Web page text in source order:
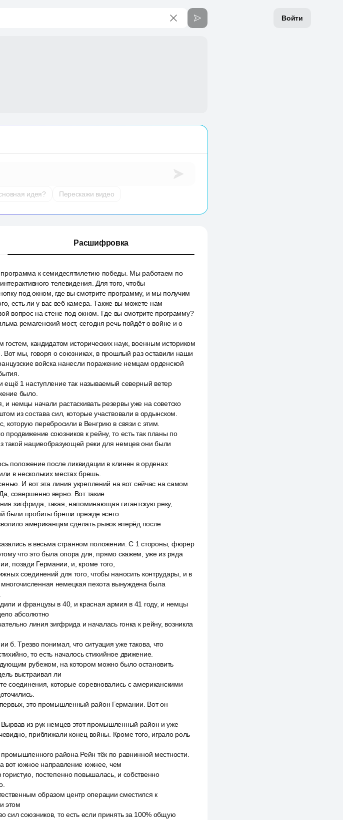
Войти
идея? Перескажи видео
Расшифровка
к семидесятилетию победы. Мы работаем по
телевидения. Для того, чтобы
под окном, где вы смотрите программу, и мы получим
есть ли у вас веб камера. Также вы можете нам
вопрос на стене под окном. Где вы смотрите программу?
ремагенский мост, сегодня речь пойдёт о войне и о
кандидатом исторических наук, военным историком
Вот мы, говоря о союзниках, в прошлый раз оставили наши
войска нанесли поражение немцам орденской
1 наступление так называемый северный ветер
было.
и немцы начали растаскивать резервы уже на советско
из состава сил, которые участвовали в ордынском.
которую перебросили в Венгрию в связи с этим.
союзников к рейну, то есть так планы по
такой нациеобразующей реки для немцев они были
положение после ликвидации в клинен в орденах
в нескольких местах брешь.
И вот эта линия укреплений на вот сейчас на самом
совершенно верно. Вот такие
зигфрида, такая, напоминающая гигантскую реку,
были пробиты бреши прежде всего.
американцам сделать рывок вперёд после
в весьма странном положении. С 1 стороны, фюрер
что это была опора для, прямо скажем, уже из ряда
позади Германии, и, кроме того,
соединений для того, чтобы наносить контрудары, и в
немецкая пехота вынуждена была
и французы в 40, и красная армия в 41 году, и немцы
абсолютно
линия зигфрида и началась гонка к рейну, возникла
Трезво понимал, что ситуация уже такова, что
то есть началось стихийное движение.
рубежом, на котором можно было остановить
выстраивал ли
соединения, которые соревновались с американскими
это промышленный район Германии. Вот он
из рук немцев этот промышленный район и уже
приближали конец войны. Кроме того, играло роль
района Рейн тёк по равнинной местности.
вот южное направление южнее, чем
постепенно повышалась, и собственно
образом центр операции сместился к
этом
сил союзников, то есть если принять за 100% общую